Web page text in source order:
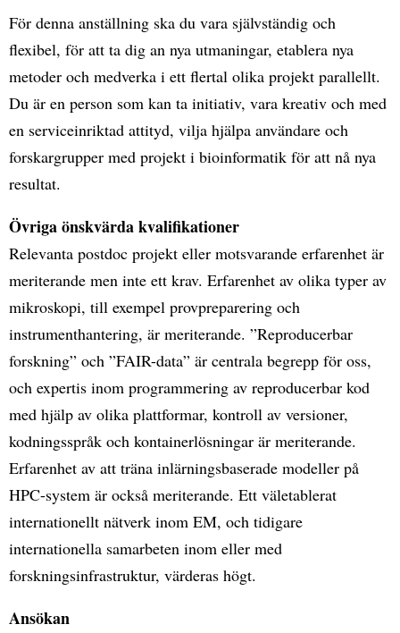
För denna anställning ska du vara självständig och
flexibel, för att ta dig an nya utmaningar, etablera nya
metoder och medverka i ett flertal olika projekt parallellt.
Du är en person som kan ta initiativ, vara kreativ och med
en serviceinriktad attityd, vilja hjälpa användare och
forskargrupper med projekt i bioinformatik för att nå nya
resultat.
Övriga önskvärda kvalifikationer
Relevanta postdoc projekt eller motsvarande erfarenhet är
meriterande men inte ett krav. Erfarenhet av olika typer av
mikroskopi, till exempel provpreparering och
instrumenthantering, är meriterande. ”Reproducerbar
forskning” och ”FAIR-data” är centrala begrepp för oss,
och expertis inom programmering av reproducerbar kod
med hjälp av olika plattformar, kontroll av versioner,
kodningsspråk och kontainerlösningar är meriterande.
Erfarenhet av att träna inlärningsbaserade modeller på
HPC-system är också meriterande. Ett väletablerat
internationellt nätverk inom EM, och tidigare
internationella samarbeten inom eller med
forskningsinfrastruktur, värderas högt.
Ansökan